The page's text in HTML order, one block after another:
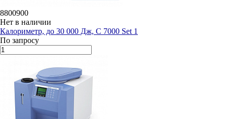
8800900
Нет в наличии
Калориметр, до 30 000 Дж, C 7000 Set 1
По запросу